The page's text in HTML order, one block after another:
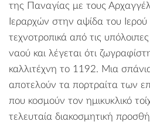
της Παναγίας με τους
Ιεραρχών στην αψίδα του
τεχνοτροπικά από τις
ναού και λέγεται ότι
καλλιτέχνη το 1192. Μια
αποτελούν τα πορτραίτα των
που κοσμούν τον ημικυκλικό
τελευταία διακοσμητική